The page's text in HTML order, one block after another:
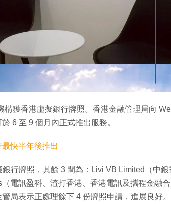
構獲香港虛擬銀行牌照。香港金融管理局向
6 至 9 個月內正式推出服務。
快半年後推出
行牌照，其餘 3 間為：Livi VB Limited（中
電訊盈科、渣打香港、香港電訊及攜程金融
局表示正處理餘下 4 份牌照申請，進展良好。